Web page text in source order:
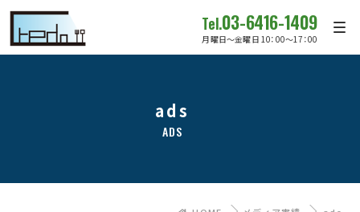
Tel.03-6416-1409
月曜日～金曜日 10：00～17：00
ads
ADS